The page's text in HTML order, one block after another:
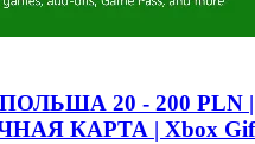
20 - 200 PLN |
КАРТА | Xbox